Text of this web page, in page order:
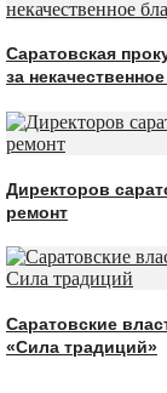
Саратовская
за
Директоров
ремонт
Саратовские
«Сила традиций»